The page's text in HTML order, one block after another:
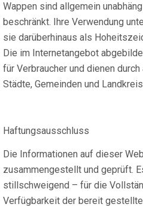
Wappen sind allgemein
beschränkt. Ihre Verwendung
sie darüberhinaus als
Die im Internetangebot
für Verbraucher und dienen
Städte, Gemeinden und
Haftungsausschluss
Die Informationen auf dieser
zusammengestellt und geprüft.
stillschweigend – für die
Verfügbarkeit der bereit